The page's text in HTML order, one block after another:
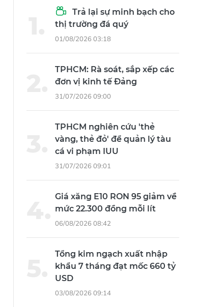
Trả lại sự minh bạch cho
thị trường đá quý
01/08/2026 03:18
TPHCM: Rà soát, sắp xếp các
đơn vị kinh tế Đảng
31/07/2026 09:00
TPHCM nghiên cứu 'thẻ
vàng, thẻ đỏ' để quản lý tàu
cá vi phạm IUU
31/07/2026 09:01
Giá xăng E10 RON 95 giảm về
mức 22.300 đồng mỗi lít
06/08/2026 08:42
Tổng kim ngạch xuất nhập
khẩu 7 tháng đạt mốc 660 tỷ
USD
03/08/2026 09:14